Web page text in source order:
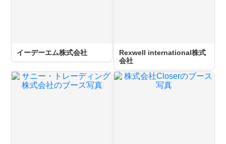
イーデーエム株式会社
Rexwell international株式
会社